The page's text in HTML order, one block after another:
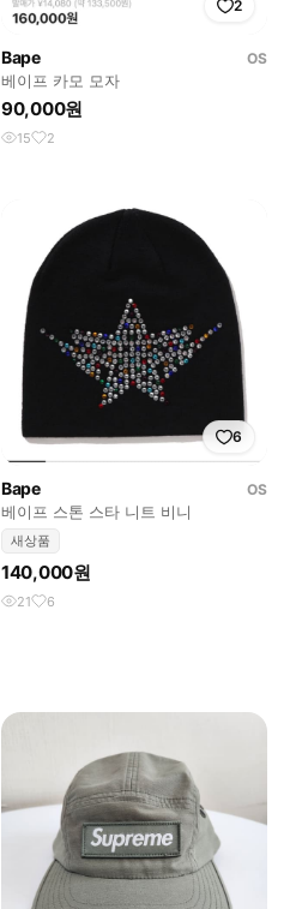
2
Bape
OS
베이프 카모 모자
90,000원
15 2
6
Bape
OS
베이프 스톤 스타 니트 비니
새상품
140,000원
21 6